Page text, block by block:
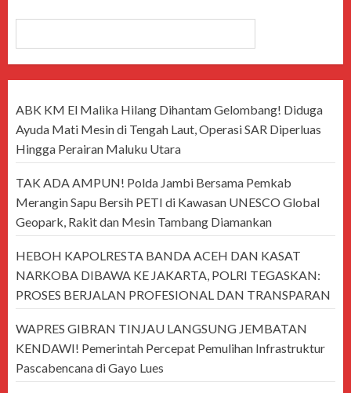
ABK KM El Malika Hilang Dihantam Gelombang! Diduga
Ayuda Mati Mesin di Tengah Laut, Operasi SAR Diperluas
Hingga Perairan Maluku Utara
TAK ADA AMPUN! Polda Jambi Bersama Pemkab
Merangin Sapu Bersih PETI di Kawasan UNESCO Global
Geopark, Rakit dan Mesin Tambang Diamankan
HEBOH KAPOLRESTA BANDA ACEH DAN KASAT
NARKOBA DIBAWA KE JAKARTA, POLRI TEGASKAN:
PROSES BERJALAN PROFESIONAL DAN TRANSPARAN
WAPRES GIBRAN TINJAU LANGSUNG JEMBATAN
KENDAWI! Pemerintah Percepat Pemulihan Infrastruktur
Pascabencana di Gayo Lues